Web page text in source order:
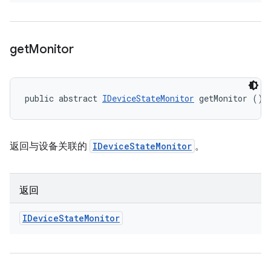
getMonitor
public abstract IDeviceStateMonitor getMonitor ()
返回与设备关联的 IDeviceStateMonitor 。
返回
IDeviceStateMonitor